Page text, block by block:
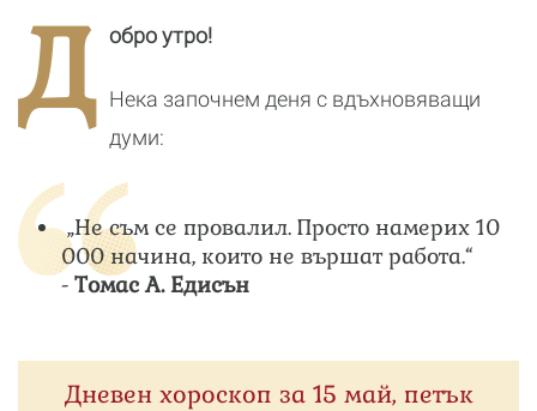
Д обро утро!
Нека започнем деня с вдъхновяващи
думи:
„Не съм се провалил. Просто намерих 10
000 начина, които не вършат работа.“
- Томас А. Едисън
Дневен хороскоп за 15 май, петък